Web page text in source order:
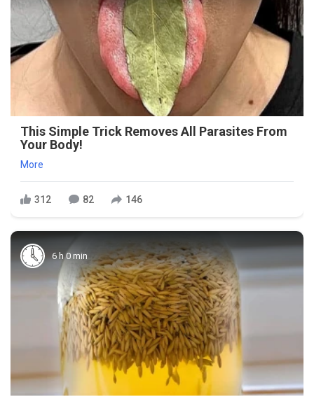
This Simple Trick Removes All Parasites From
Your Body!
More
312 82 146
6 h 0 min